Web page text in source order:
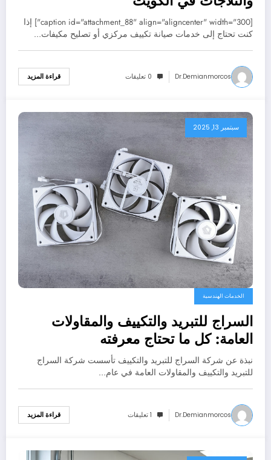
[caption id="attachment_88" align="aligncenter" width="300"] إذا
كنت تحتاج إلى خدمات صيانة تكييف مركزي أو تصليح مكيفات…
Dr.demianmorcos 0 تعليقات قراءة المزيد
سبتمبر 13, 2025
الخدمات الهندسية
السراج للتبريد والتكييف والمقاولات
العامة: كل ما تحتاج معرفته
نبذة عن شركة السراج للتبريد والتكييف تأسست شركة السراج
للتبريد والتكييف والمقاولات العامة في عام…
Dr.demianmorcos 1 تعليقات قراءة المزيد